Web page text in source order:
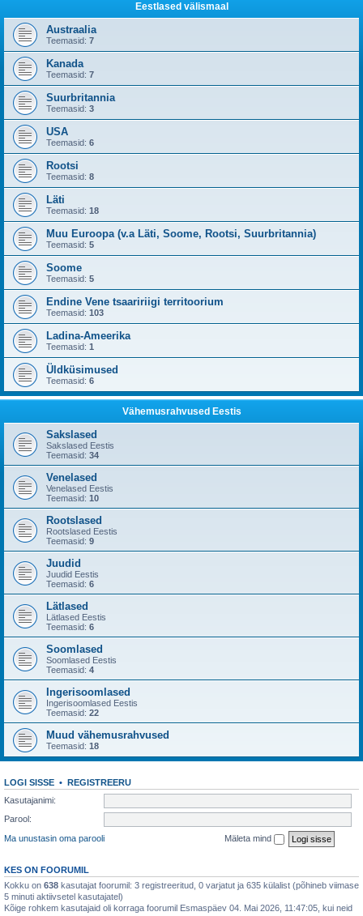
Eestlased välismaal
Austraalia
Teemasid: 7
Kanada
Teemasid: 7
Suurbritannia
Teemasid: 3
USA
Teemasid: 6
Rootsi
Teemasid: 8
Läti
Teemasid: 18
Muu Euroopa (v.a Läti, Soome, Rootsi, Suurbritannia)
Teemasid: 5
Soome
Teemasid: 5
Endine Vene tsaaririigi territoorium
Teemasid: 103
Ladina-Ameerika
Teemasid: 1
Üldküsimused
Teemasid: 6
Vähemusrahvused Eestis
Sakslased
Sakslased Eestis
Teemasid: 34
Venelased
Venelased Eestis
Teemasid: 10
Rootslased
Rootslased Eestis
Teemasid: 9
Juudid
Juudid Eestis
Teemasid: 6
Lätlased
Lätlased Eestis
Teemasid: 6
Soomlased
Soomlased Eestis
Teemasid: 4
Ingerisoomlased
Ingerisoomlased Eestis
Teemasid: 22
Muud vähemusrahvused
Teemasid: 18
LOGI SISSE • REGISTREERU
Kasutajanimi:
Parool:
Ma unustasin oma parooli
Mäleta mind
KES ON FOORUMIL
Kokku on 638 kasutajat foorumil: 3 registreeritud, 0 varjatut ja 635 külalist (põhineb viimase
5 minuti aktiivsetel kasutajatel)
Kõige rohkem kasutajaid oli korraga foorumil Esmaspäev 04. Mai 2026, 11:47:05, kui neid